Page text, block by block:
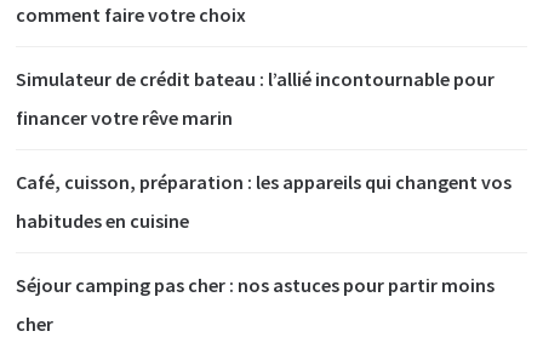
comment faire votre choix
Simulateur de crédit bateau : l’allié incontournable pour
financer votre rêve marin
Café, cuisson, préparation : les appareils qui changent vos
habitudes en cuisine
Séjour camping pas cher : nos astuces pour partir moins
cher